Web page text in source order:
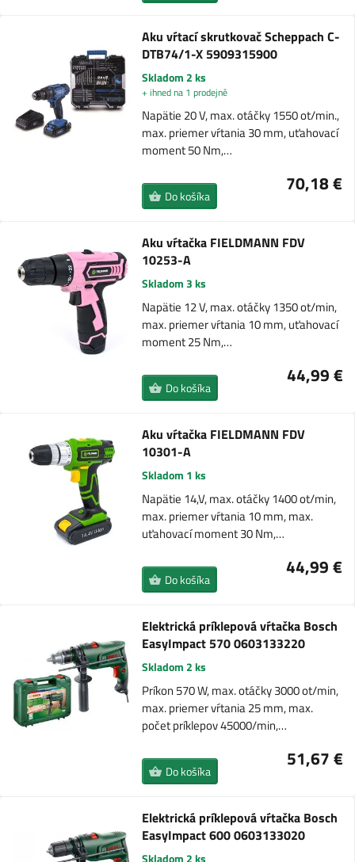
Aku vŕtací skrutkovač Scheppach C-
DTB74/1-X 5909315900
Skladom 2 ks
+ ihned na 1 prodejně
Napätie 20 V, max. otáčky 1550 ot/min.,
max. priemer vŕtania 30 mm, uťahovací
moment 50 Nm,…
70,18 €
Do košíka
Aku vŕtačka FIELDMANN FDV
10253-A
Skladom 3 ks
Napätie 12 V, max. otáčky 1350 ot/min,
max. priemer vŕtania 10 mm, uťahovací
moment 25 Nm,…
44,99 €
Do košíka
Aku vŕtačka FIELDMANN FDV
10301-A
Skladom 1 ks
Napätie 14,V, max. otáčky 1400 ot/min,
max. priemer vŕtania 10 mm, max.
uťahovací moment 30 Nm,…
44,99 €
Do košíka
Elektrická príklepová vŕtačka Bosch
EasyImpact 570 0603133220
Skladom 2 ks
Príkon 570 W, max. otáčky 3000 ot/min,
max. priemer vŕtania 25 mm, max.
počet príklepov 45000/min,…
51,67 €
Do košíka
Elektrická príklepová vŕtačka Bosch
EasyImpact 600 0603133020
Skladom 2 ks